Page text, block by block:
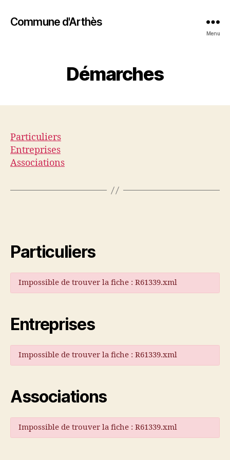
Commune d'Arthès
Menu
Démarches
Particuliers
Entreprises
Associations
Particuliers
Impossible de trouver la fiche : R61339.xml
Entreprises
Impossible de trouver la fiche : R61339.xml
Associations
Impossible de trouver la fiche : R61339.xml